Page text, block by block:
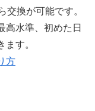
交換が可能です。
高水準、初めた日
す。
方